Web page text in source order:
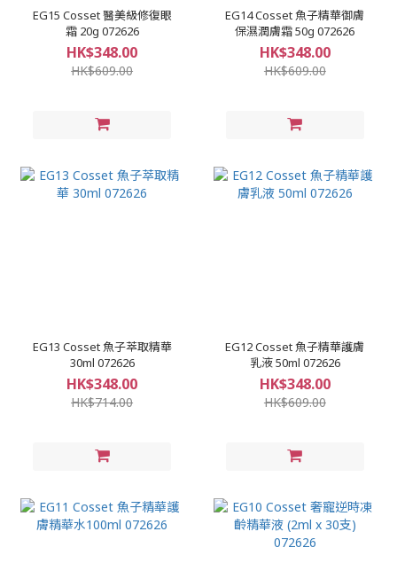
EG15 Cosset 醫美級修復眼
霜 20g 072626
HK$348.00
HK$609.00
EG14 Cosset 魚子精華御膚
保濕潤膚霜 50g 072626
HK$348.00
HK$609.00
EG13 Cosset 魚子萃取精華
30ml 072626
HK$348.00
HK$714.00
EG12 Cosset 魚子精華護膚
乳液 50ml 072626
HK$348.00
HK$609.00